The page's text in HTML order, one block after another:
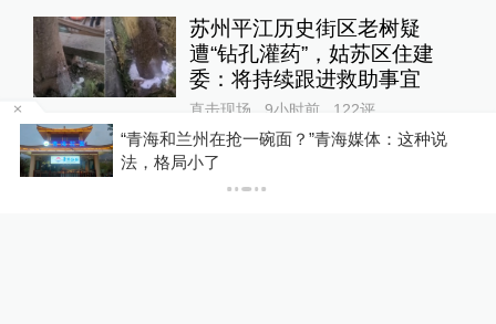
苏州平江历史街区老树疑
遭“钻孔灌药”，姑苏区住建
委：将持续跟进救助事宜
直击现场 9小时前 122评
蔡皋领取国际安徒生奖，“在
“青海和兰州在抢一碗面？”青海媒体：这种说
法，格局小了